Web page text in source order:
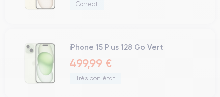
Correct
iPhone 15 Plus 128 Go Vert
499,99 €
Très bon état